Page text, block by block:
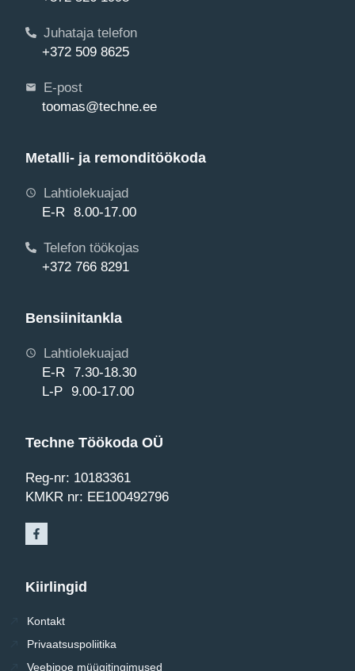
Juhataja telefon
+372 509 8625
E-post
toomas@techne.ee
Metalli- ja remonditöökoda
Lahtiolekuajad
E-R 8.00-17.00
Telefon töökojas
+372 766 8291
Bensiinitankla
Lahtiolekuajad
E-R 7.30-18.30
L-P 9.00-17.00
Techne Töökoda OÜ
Reg-nr: 10183361
KMKR nr: EE100492796
Kiirlingid
Kontakt
Privaatsuspoliitika
Veebipoe müügitingimused